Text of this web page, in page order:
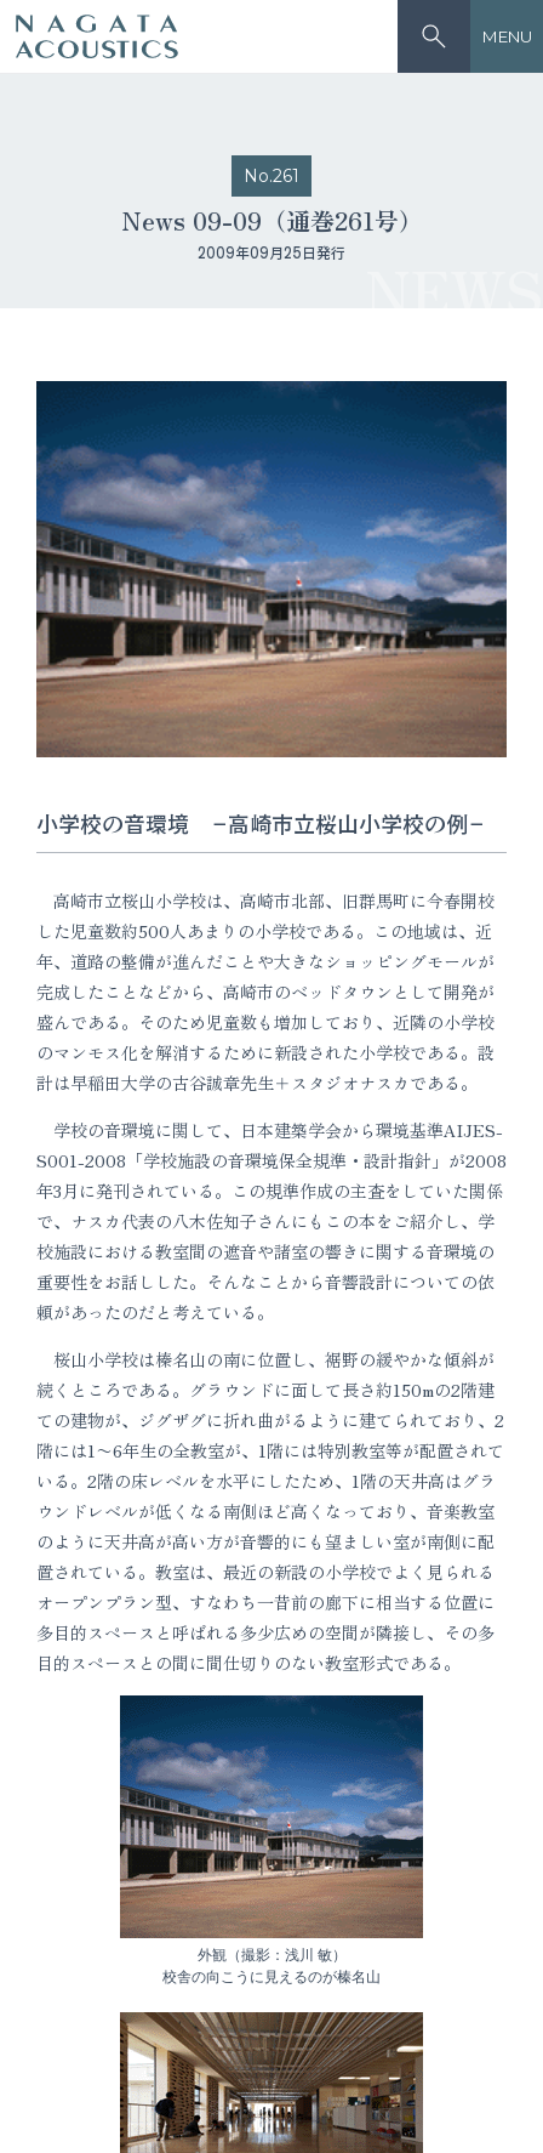
MENU
No.261
News 09-09（通巻261号）
2009年09月25日発行
小学校の音環境 −高崎市立桜山小学校の例−
高崎市立桜山小学校は、高崎市北部、旧群馬町に今春開校
した児童数約500人あまりの小学校である。この地域は、近
年、道路の整備が進んだことや大きなショッピングモールが
完成したことなどから、高崎市のベッドタウンとして開発が
盛んである。そのため児童数も増加しており、近隣の小学校
のマンモス化を解消するために新設された小学校である。設
計は早稲田大学の古谷誠章先生＋スタジオナスカである。
学校の音環境に関して、日本建築学会から環境基準AIJES-
S001-2008「学校施設の音環境保全規準・設計指針」が2008
年3月に発刊されている。この規準作成の主査をしていた関係
で、ナスカ代表の八木佐知子さんにもこの本をご紹介し、学
校施設における教室間の遮音や諸室の響きに関する音環境の
重要性をお話しした。そんなことから音響設計についての依
頼があったのだと考えている。
桜山小学校は榛名山の南に位置し、裾野の緩やかな傾斜が
続くところである。グラウンドに面して長さ約150mの2階建
ての建物が、ジグザグに折れ曲がるように建てられており、2
階には1〜6年生の全教室が、1階には特別教室等が配置されて
いる。2階の床レベルを水平にしたため、1階の天井高はグラ
ウンドレベルが低くなる南側ほど高くなっており、音楽教室
のように天井高が高い方が音響的にも望ましい室が南側に配
置されている。教室は、最近の新設の小学校でよく見られる
オープンプラン型、すなわち一昔前の廊下に相当する位置に
多目的スペースと呼ばれる多少広めの空間が隣接し、その多
目的スペースとの間に間仕切りのない教室形式である。
外観（撮影：浅川 敏）
校舎の向こうに見えるのが榛名山